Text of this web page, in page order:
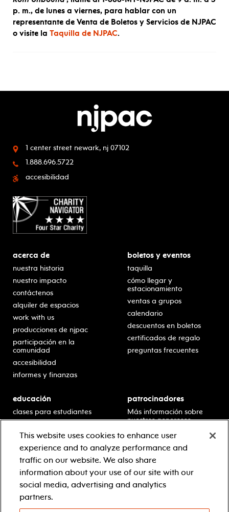
p. m., de lunes a viernes, para hablar con un
representante de Venta de Boletos y Servicios de NJPAC
o visite la Taquilla de NJPAC.
1 center street newark, nj 07102
1.888.696.5722
accesibilidad
acerca de
nuestra historia
nuestro impacto
contáctenos
alquiler de espacios
work with us
producciones de njpac
participación en la
comunidad
accesibilidad
informes y finanzas
boletos y eventos
taquilla
cómo llegar y
estacionamiento
ventas a grupos
calendario
descuentos en boletos
certificados de regalo
preguntas frecuentes
educación
clases para estudiantes
escolar
residencias en escuelas
desarrollo profesional
recursos para docentes
comuníquese con el
equipo educativo
patrocinadores
Más información sobre
nuestros generosos
This website uses cookies to enhance user
experience and to analyze performance and
traffic on our website. We also share
information about your use of our site with our
social media, advertising and analytics
partners.